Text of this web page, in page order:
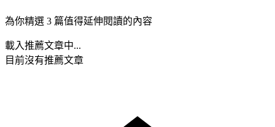
為你精選 3 篇值得延伸閱讀的內容
載入推薦文章中...
目前沒有推薦文章